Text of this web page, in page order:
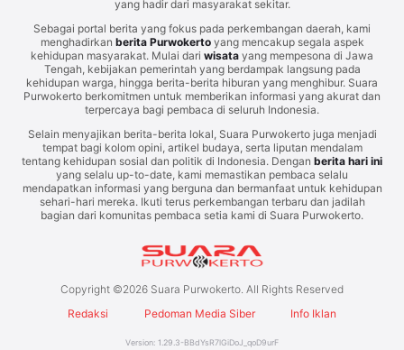
yang hadir dari masyarakat sekitar.
Sebagai portal berita yang fokus pada perkembangan daerah, kami
menghadirkan berita Purwokertoyang mencakup segala aspek
kehidupan masyarakat. Mulai dari wisata yang mempesona di Jawa
Tengah, kebijakan pemerintah yang berdampak langsung pada
kehidupan warga, hingga berita-berita hiburan yang menghibur. Suara
Purwokerto berkomitmen untuk memberikan informasi yang akurat dan
terpercaya bagi pembaca di seluruh Indonesia.
Selain menyajikan berita-berita lokal, Suara Purwokerto juga menjadi
tempat bagi kolom opini, artikel budaya, serta liputan mendalam
tentang kehidupan sosial dan politik di Indonesia. Dengan berita hari ini
yang selalu up-to-date, kami memastikan pembaca selalu
mendapatkan informasi yang berguna dan bermanfaat untuk kehidupan
sehari-hari mereka. Ikuti terus perkembangan terbaru dan jadilah
bagian dari komunitas pembaca setia kami di Suara Purwokerto.
Copyright ©2026 Suara Purwokerto. All Rights Reserved
Redaksi
Pedoman Media Siber Info Iklan
Version: 1.29.3-BBdYsR7lGiDoJ_qoD9urF